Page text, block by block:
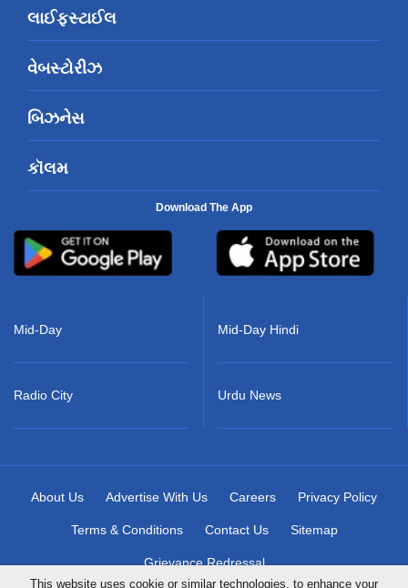
લાઈફસ્ટાઈલ
વેબસ્ટોરીઝ
બિઝનેસ
કૉલમ
Download The App
Mid-Day
Radio City
Mid-Day Hindi
Urdu News
About Us Advertise With Us Careers Privacy Policy
Terms & Conditions Contact Us Sitemap
Grievance Redressal
This website uses cookie or similar technologies, to enhance your